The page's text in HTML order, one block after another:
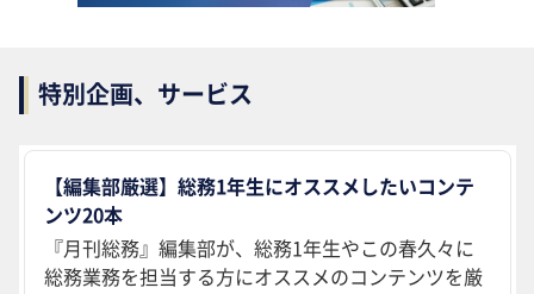
特別企画、サービス
【編集部厳選】総務1年生にオススメしたいコンテ
ンツ20本
『月刊総務』編集部が、総務1年生やこの春久々に
総務業務を担当する方にオススメのコンテンツを厳